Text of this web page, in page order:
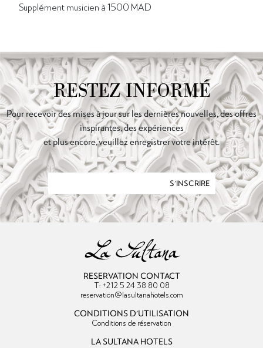
Supplément musicien à 1500 MAD
RESTEZ INFORMÉ
Pour recevoir des mises à jour sur les dernières nouvelles, des offres
inspirantes, des expériences
et plus encore, veuillez enregistrer votre intérêt.
S'INSCRIRE
RESERVATION CONTACT
T: +212 5 24 38 80 08
reservation@lasultanahotels.com
CONDITIONS D'UTILISATION
Conditions de réservation
LA SULTANA HOTELS